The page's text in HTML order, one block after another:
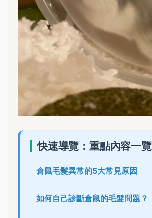
快速導覽：重點內容一覽
倉鼠毛髮異常的5大常見原因
如何自己診斷倉鼠的毛髮問題？